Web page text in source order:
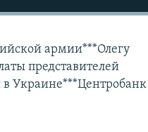
армии***Олегу
представителей
Украине***Центробанк